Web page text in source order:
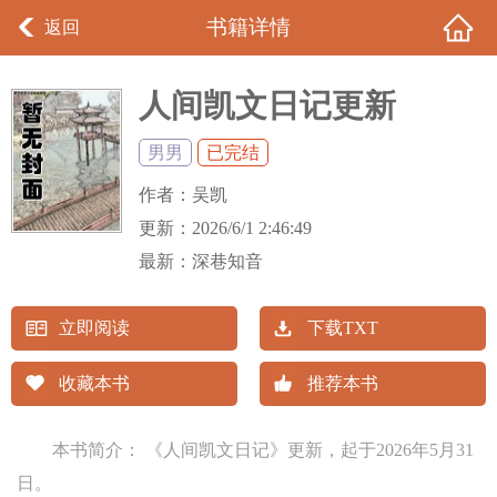
返回 书籍详情
人间凯文日记更新
（2026年5月31日起）
男男 已完结
作者： 吴凯
更新： 2026/6/1 2:46:49
最新： 深巷知音
立即阅读 下载TXT
收藏本书 推荐本书
本书简介： 《人间凯文日记》更新，起于2026年5月31
日。